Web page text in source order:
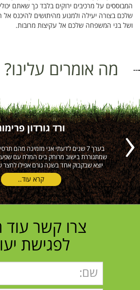
המבוססים על מרכיבים ירוקים בלבד כך שאתם
שלכם בצורה יעילה ולמנוע מהיתושים להיכנס
ושל בני המשפחה שלכם אל עקיצות מרובות.
מה אומרים עלינו?
ורד גורדון
בערך 7 שנים לדעתי אני מזמינה מהם
שמתגוררת בישוב מרוחק בים המלח עם שפע
יוצא שבקבוק אחד בשנה גורם אפילו לחצר
קרא עוד..
צרו קשר עוד
לפגישת